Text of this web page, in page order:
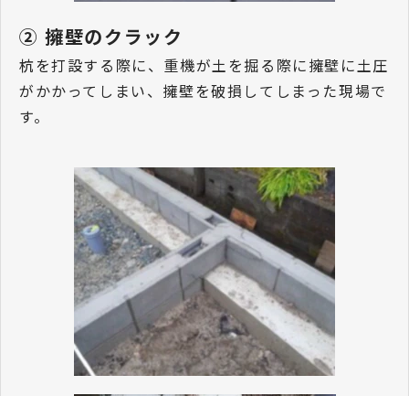
② 擁壁のクラック
杭を打設する際に、重機が土を掘る際に擁壁に土圧
がかかってしまい、擁壁を破損してしまった現場で
す。